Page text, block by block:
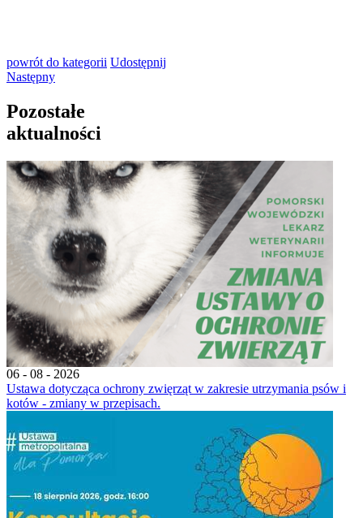
powrót do kategorii Udostępnij
Następny
Pozostałe
aktualności
06 - 08 - 2026
Ustawa dotycząca ochrony zwięrząt w zakresie utrzymania psów i
kotów - zmiany w przepisach.